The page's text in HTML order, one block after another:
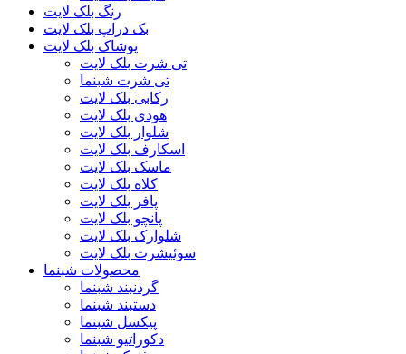
رنگ بلک لایت
بک دراپ بلک لایت
پوشاک بلک لایت
تی شرت بلک لایت
تی شرت شبنما
رکابی بلک لایت
هودی بلک لایت
شلوار بلک لایت
اسکارف بلک لایت
ماسک بلک لایت
کلاه بلک لایت
پافر بلک لایت
پانچو بلک لایت
شلوارک بلک لایت
سوئیشرت بلک لایت
محصولات شبنما
گردنبند شبنما
دستبند شبنما
پیکسل شبنما
دکوراتیو شبنما